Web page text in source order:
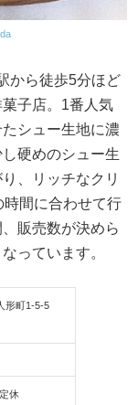
から徒歩5分ほど
子店。1番人気
シュー生地に濃
硬めのシュー生
、リッチなクリ
間に合わせて行
販売数が決めら
っています。
形町1-5-5
休